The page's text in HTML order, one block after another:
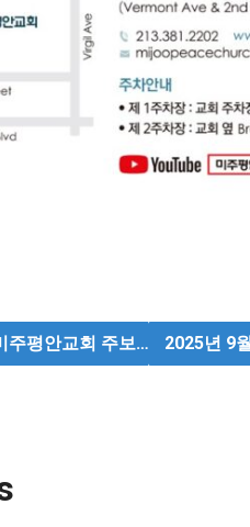
주평안교회 주보… 2025년 9